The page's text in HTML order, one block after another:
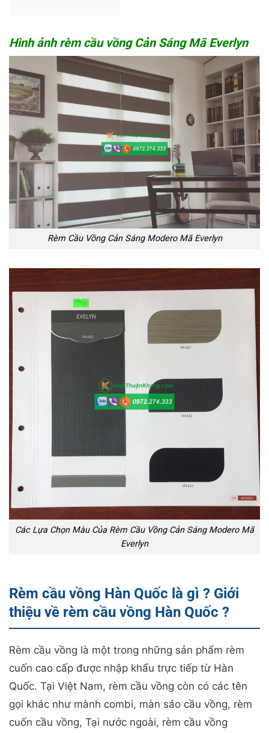
Hình ảnh rèm cầu vồng Cản Sáng Mã Everlyn
Rèm Cầu Vồng Cản Sáng Modero Mã Everlyn
Các Lựa Chọn Màu Của Rèm Cầu Vồng Cản Sáng Modero Mã
Everlyn
Rèm cầu vồng Hàn Quốc là gì ? Giới
thiệu về rèm cầu vồng Hàn Quốc ?
Rèm cầu vồng là một trong những sản phẩm rèm
cuốn cao cấp được nhập khẩu trực tiếp từ Hàn
Quốc. Tại Việt Nam, rèm cầu vồng còn có các tên
gọi khác như mành combi, màn sáo cầu vồng, rèm
cuốn cầu vồng, Tại nước ngoài, rèm cầu vồng